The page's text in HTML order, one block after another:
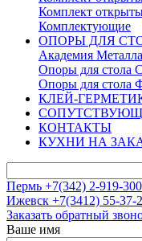
Комплект
Комплектующие
ОПОРЫ ДЛЯ
Академия Металла
Опоры для стола
Опоры для стола
КЛЕЙ-
КОНТАКТЫ
КУХНИ НА
Пермь +7(342) 2-919-300
Ижевск +7(3412) 55-37-
Заказать обратный
Ваше имя